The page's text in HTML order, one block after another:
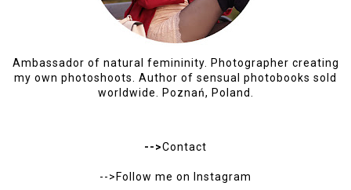
Ambassador of natural femininity. Photographer creating
my own photoshoots. Author of sensual photobooks sold
worldwide. Poznań, Poland.
-->Contact
-->Follow me on Instagram